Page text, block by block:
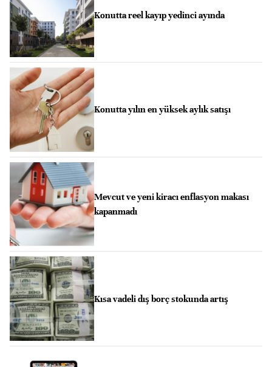
Konutta reel kayıp yedinci ayında
Konutta yılın en yüksek aylık satışı
Mevcut ve yeni kiracı enflasyon makası
kapanmadı
Kısa vadeli dış borç stokunda artış